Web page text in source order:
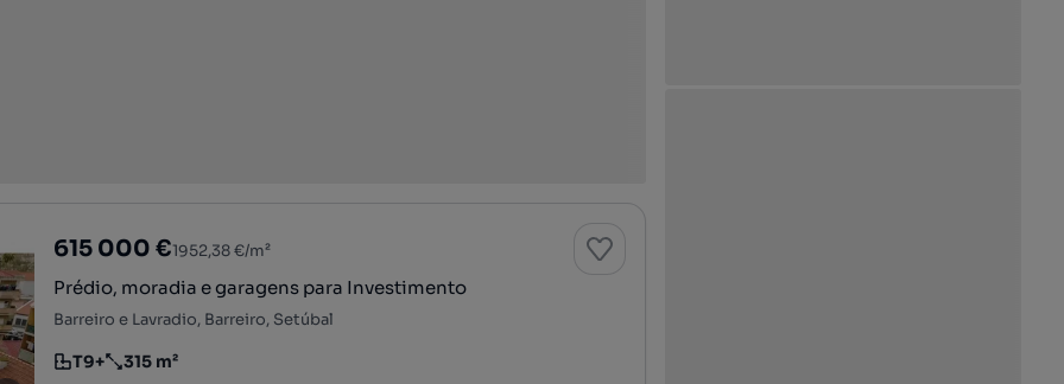
615 000 €1952,38 €/m²
Prédio, moradia e garagens para Investimento
Barreiro e Lavradio, Barreiro, Setúbal
Tipologia
T9+
Preço por metro quadrado
315 m²